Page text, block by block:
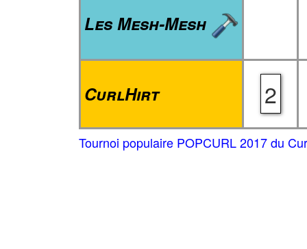
Les Mesh-Mesh
CurlHirt 2
Tournoi populaire POPCURL 2017 du